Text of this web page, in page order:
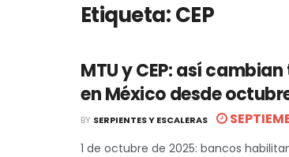
Etiqueta:CEP
MTU y CEP: así
en México desde
BY SERPIENTES Y ESCALERAS
1 de octubre de 2025: bancos